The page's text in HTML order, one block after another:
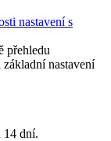
nastavení s
přehledu
nastavení
14 dní.